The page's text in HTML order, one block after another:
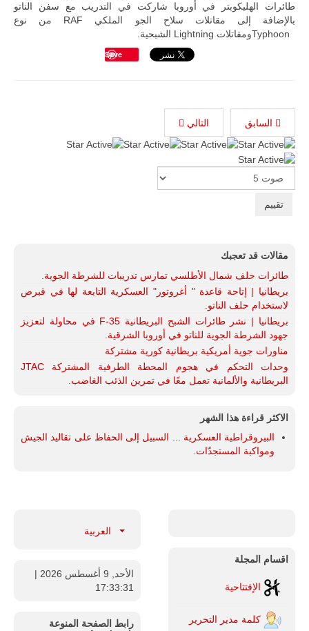
طائرات الهليكوبتر في أوروبا شاركت في التدريب مع سفن الناتو
بالإضافة إلى مقاتلات سلاح الجو الملكي RAF من نوع
Save
السابق
التالي
تقييم
المستخدم:5
/
Rate
مقالات قد تعجبك
طائرات حلف شمال الأطلسي تمارس تدريبات للشرطة الجوية.
بريطانيا | إتاحة قاعدة " أغروتور" العسكرية التابعة لها في قبرص
لاستخدام حلف الناتو.
بريطانيا | نشر طائرات الشبح البريطانية F-35 في محاولة لتعزيز
جهود الشرطة الجوية للناتو في أوروبا الشرقية.
مناورات جوية أمريكية بريطانية كورية مشتركة
وحدات التحكم في هجوم المحطة الطرفية المشتركة JTAC
البريطانية والألمانية تعمل معًا في تمرين الذئب الغاضب.
الاكثر قراءة هذا الشهر
البيروقراطية العسكرية ... السبيل إلى الحفاظ على تقاليد الجيش
ومواكبة المستجدّات.
اقسام المجلة
الإفتتاحية
كلمة مدير التحرير
العربية
الأحد, 9 أغسطس 2026
|
17:33:32
رابط الصفحة المنوعة